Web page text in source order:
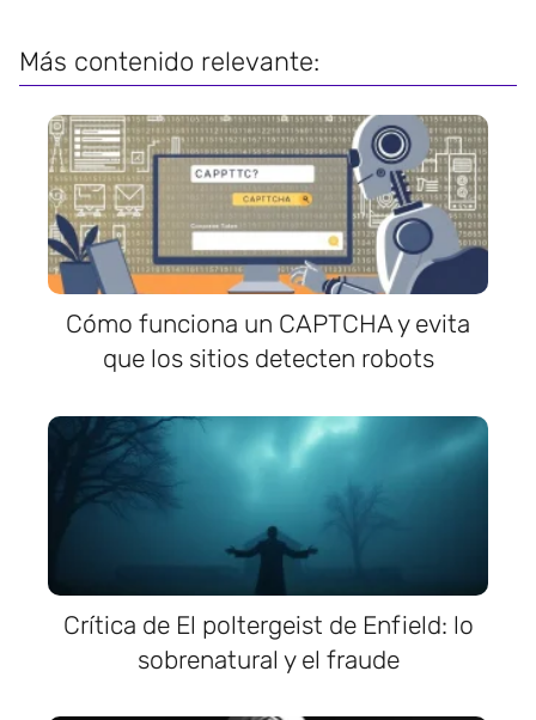
Más contenido relevante:
Cómo funciona un CAPTCHA y evita
que los sitios detecten robots
Crítica de El poltergeist de Enfield: lo
sobrenatural y el fraude